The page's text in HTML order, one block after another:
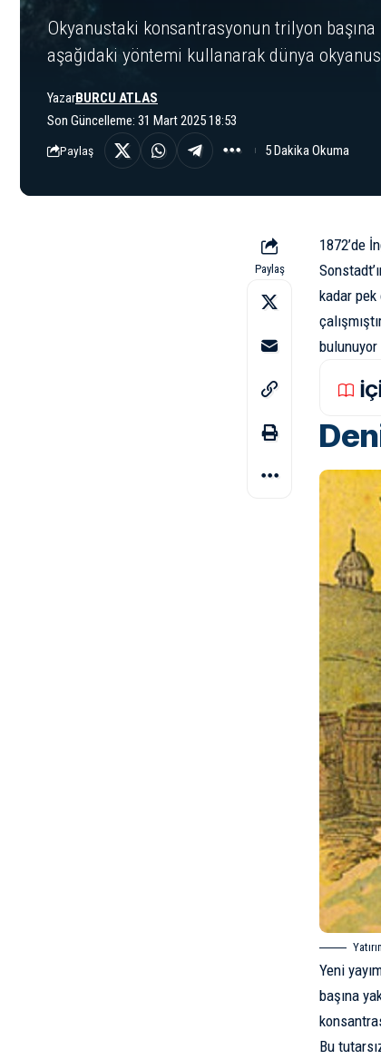
Okyanustaki konsantrasyonun trilyon
aşağıdaki yöntemi kullanarak dünya
Son Güncelleme: 31 Mart 2025 18:53
YazarBURCU ATLAS
Paylaş 5 Dakika Okuma
Paylaş
1872’de
kadar pek
Yeni
başına
Bu